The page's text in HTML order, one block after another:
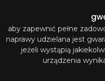
aby zapewnić pełne
naprawy udzielana jest
jeżeli wystąpią
urządzenia